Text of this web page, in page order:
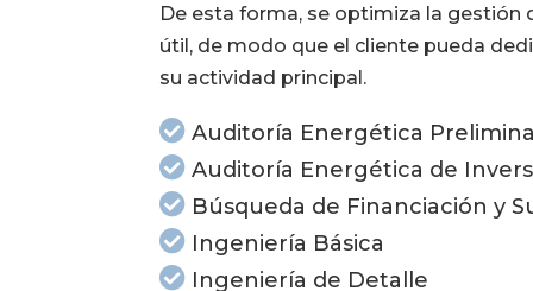
De esta forma, se optimiza la gestión
útil, de modo que el cliente pueda
su actividad principal.
Auditoría Energética
Auditoría Energética de
Búsqueda de Financiación y
Ingeniería Básica
Ingeniería de Detalle